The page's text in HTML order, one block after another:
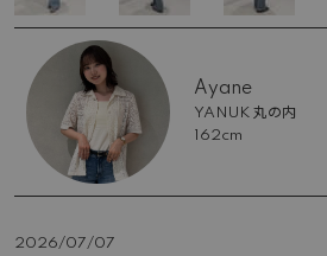
Ayane
YANUK 丸の内
162cm
2026/07/07